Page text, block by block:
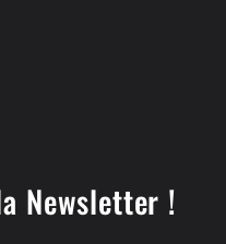
Newsletter !